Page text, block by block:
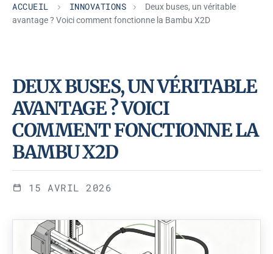
ACCUEIL INNOVATIONS
Deux buses, un véritable
avantage ? Voici comment fonctionne la Bambu X2D
DEUX BUSES, UN VÉRITABLE
AVANTAGE ? VOICI
COMMENT FONCTIONNE LA
BAMBU X2D
15 AVRIL 2026